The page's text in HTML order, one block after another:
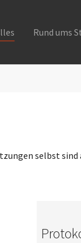
Rund ums
selbst